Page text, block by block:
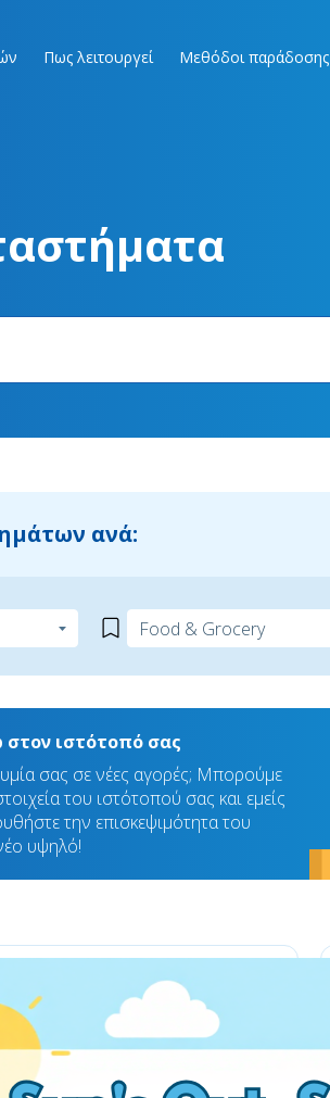
Πως λειτουργεί Μεθόδοι παράδοσης
ανά:
στον ιστότοπό σας
σας σε νέες αγορές; Μπορούμε
του ιστότοπού σας και εμείς
την επισκεψιμότητα του
υψηλό!